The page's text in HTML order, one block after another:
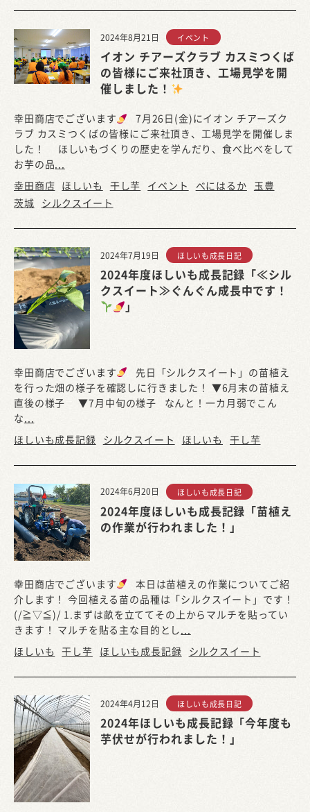
2024年8月21日 イベント
イオン チアーズクラブ カスミつくば
の皆様にご来社頂き、工場見学を開
催しました！
幸田商店でございます
7月26日(金)にイオン チアーズク
ラブ カスミつくばの皆様にご来社頂き、工場見学を開催しま
した！ ほしいもづくりの歴史を学んだり、食べ比べをして
お芋の品...
幸田商店 ほしいも 干し芋 イベント べにはるか 玉豊
茨城 シルクスイート
2024年7月19日 ほしいも成長日記
2024年度ほしいも成長記録「≪シル
クスイート≫ぐんぐん成長中です！
」
幸田商店でございます
先日「シルクスイート」の苗植え
を行った畑の様子を確認しに行きました！ ▼6月末の苗植え
直後の様子 ▼7月中旬の様子 なんと！一カ月弱でこん
な
ほしいも成長記録 シルクスイート ほしいも 干し芋
2024年6月20日 ほしいも成長日記
2024年度ほしいも成長記録「苗植え
の作業が行われました！」
幸田商店でございます
本日は苗植えの作業についてご紹
介します！ 今回植える苗の品種は「シルクスイート」です！
(/≧▽≦)/ 1.まずは畝を立ててその上からマルチを貼ってい
きます！ マルチを貼る主な目的とし...
ほしいも
干し芋 ほしいも成長記録 シルクスイート
2024年4月12日 ほしいも成長日記
2024年ほしいも成長記録「今年度も
芋伏せが行われました！」